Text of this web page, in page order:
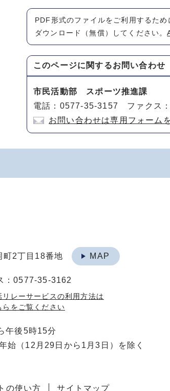
PDF形式のファイルをご利用するた
ダウンロード（無償）してください。
このページに関するお問い合わせ
市民活動部 スポーツ推進課
電話：0577-35-3157 ファクス
お問い合わせは専用フォーム
町2丁目18番地 MAP
：0577-35-3162
リレーサービスの利用方法は
らをご覧ください
午後5時15分
始（12月29日から1月3日）を除く
の使い方 サイトマップ